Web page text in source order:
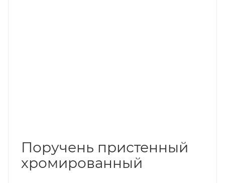
Поручень пристенный
хромированный